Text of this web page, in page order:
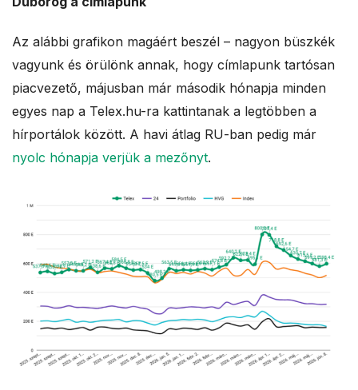
Az alábbi grafikon magáért beszél – nagyon büszkék
vagyunk és örülönk annak, hogy címlapunk tartósan
piacvezető, májusban már második hónapja minden
egyes nap a Telex.hu-ra kattintanak a legtöbben a
hírportálok között. A havi átlag RU-ban pedig már
nyolc hónapja verjük a mezőnyt.